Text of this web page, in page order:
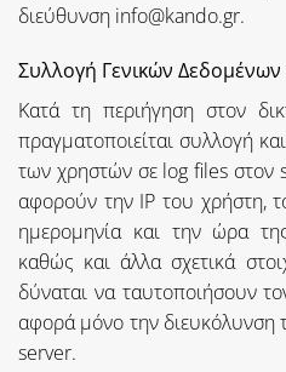
διεύθυνση info@kando.gr.
Συλλογή Γενικών
Κατά τη περιήγηση στον
πραγματοποιείται συλλογή
των χρηστών σε log files στον
αφορούν την IP του χρήστη,
ημερομηνία και την ώρα
καθώς και άλλα σχετικά
δύναται να ταυτοποιήσουν
αφορά μόνο την διευκόλυνση
server.